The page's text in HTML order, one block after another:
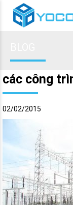
các công
02/02/2015